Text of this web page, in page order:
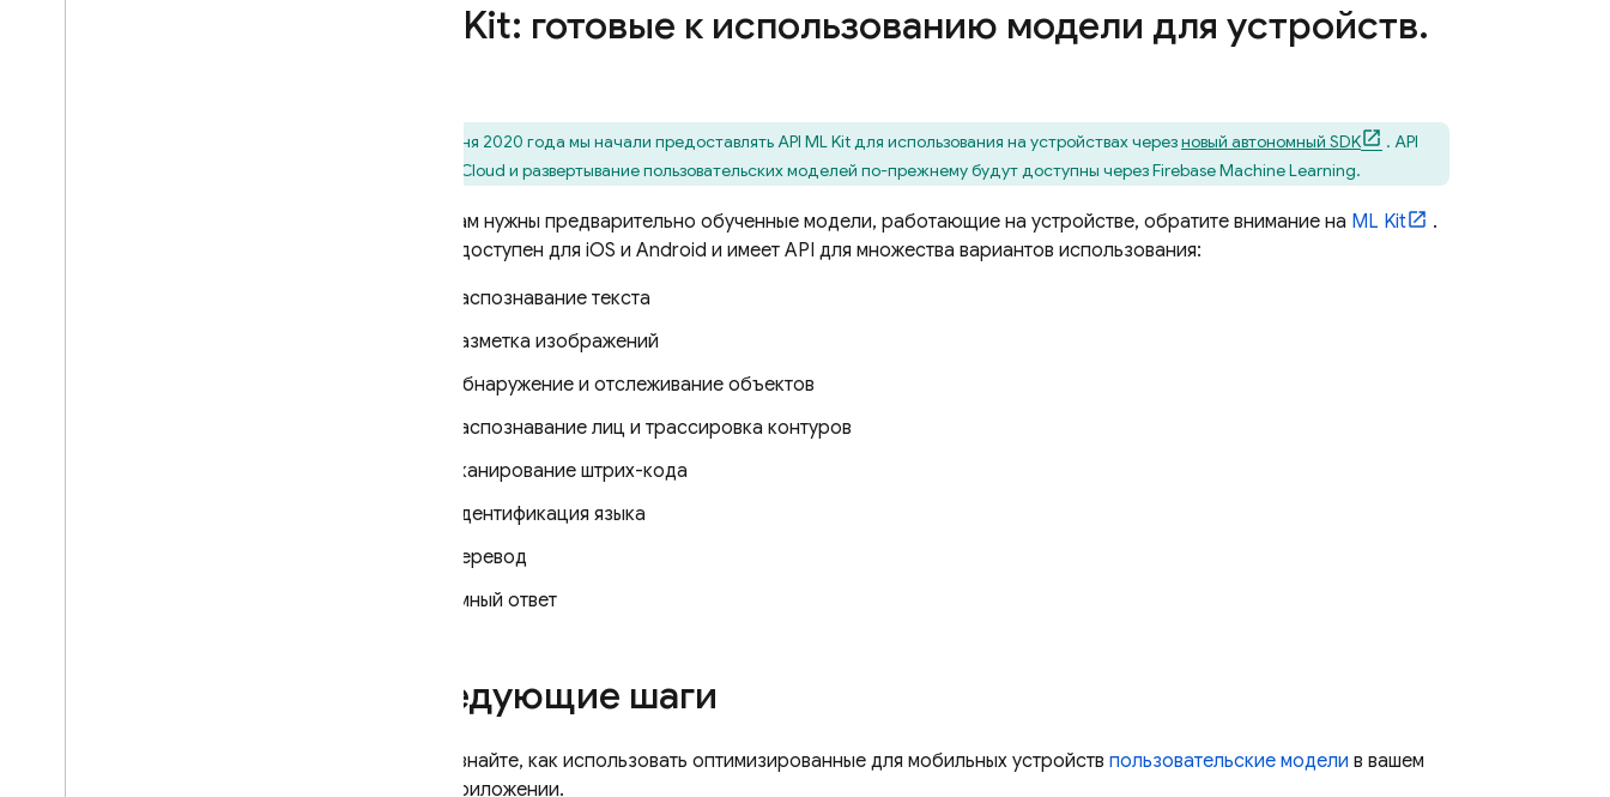
ML Kit: готовые к использованию модели для устройств.
3 июня 2020 года мы начали предоставлять API ML Kit для использования на устройствах черезновый автономный SDK
. API
Google Cloud и развертывание пользовательских моделей по-прежнему будут доступны через Firebase Machine Learning.
Если вам нужны предварительно обученные модели, работающие на устройстве, обратите внимание на ML Kit
.
ML Kit доступен для iOS и Android и имеет API для множества вариантов использования:
распознавание текста
Разметка изображений
Обнаружение и отслеживание объектов
Распознавание лиц и трассировка контуров
сканирование штрих-кода
Идентификация языка
Перевод
Умный ответ
Следующие шаги
Узнайте, как использовать оптимизированные для мобильных устройств пользовательские модели в вашем
приложении.